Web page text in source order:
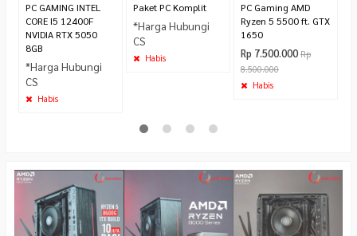
PC GAMING INTEL
CORE I5 12400F
NVIDIA RTX 5050
8GB
*Harga Hubungi
CS
Habis
Paket PC Komplit
*Harga Hubungi
CS
Habis
PC Gaming AMD
Ryzen 5 5500 ft. GTX
1650
Rp 7.500.000 Rp
8.500.000
Habis